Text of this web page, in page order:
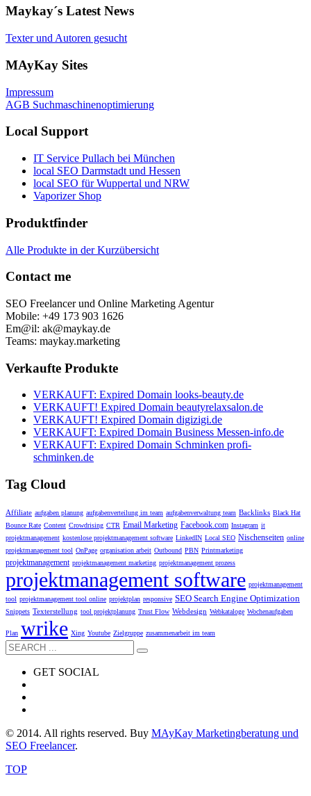
Maykay´s Latest News
Texter und Autoren gesucht
MAyKay Sites
Impressum
AGB Suchmaschinenoptimierung
Local Support
IT Service Pullach bei München
local SEO Darmstadt und Hessen
local SEO für Wuppertal und NRW
Vaporizer Shop
Produktfinder
Alle Produkte in der Kurzübersicht
Contact me
SEO Freelancer und Online Marketing Agentur
Mobile: +49 173 903 1626
Em@il: ak@maykay.de
Teams: maykay.marketing
Verkaufte Produkte
VERKAUFT: Expired Domain looks-beauty.de
VERKAUFT! Expired Domain beautyrelaxsalon.de
VERKAUFT! Expired Domain digizigi.de
VERKAUFT: Expired Domain Business Messen-info.de
VERKAUFT: Expired Domain Schminken profi-
schminken.de
Tag Cloud
Affiliate aufgaben planung aufgabenverteilung im team aufgabenverwaltung team Backlinks Black Hat
Bounce Rate Content Crowdrising CTR Email Marketing Facebook.com Instagram it
projektmanagement kostenlose projektmanagement software LinkedIN Local SEO Nischenseiten online
projektmanagement tool OnPage organisation arbeit Outbound PBN Printmarketing
projektmanagement projektmanagement marketing projektmanagement prozess
projektmanagement software projektmanagement
tool projektmanagement tool online projektplan responsive SEO Search Engine Optimization
Snippets Texterstellung tool projektplanung Trust Flow Webdesign Webkataloge Wochenaufgaben
Plan wrike Xing Youtube Zielgruppe zusammenarbeit im team
GET SOCIAL
© 2014. All rights reserved. Buy MAyKay Marketingberatung und
SEO Freelancer.
TOP